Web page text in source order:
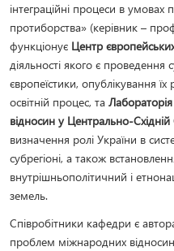
інтеграційні процеси в
протиборства» (керівник –
функціонує Центр
діяльності якого є проведення
європеїстики, опублікування
освітній процес, та
відносин у Центрально-Східній
визначення ролі України в
субрегіоні, а також
внутрішньополітичний і
земель.
Співробітники кафедри є
проблем міжнародних